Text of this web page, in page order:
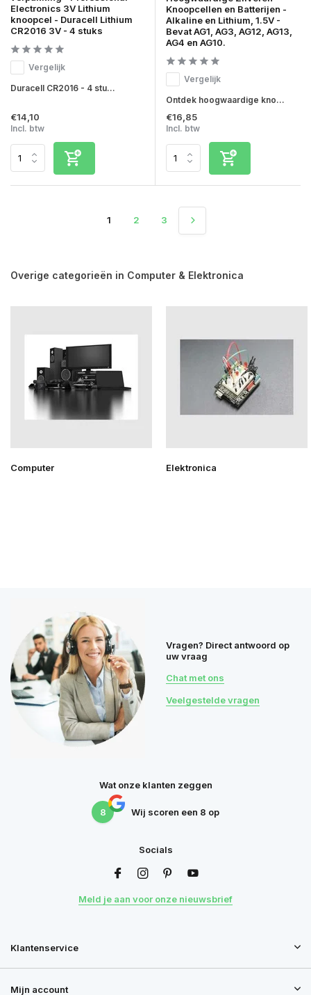
Electronics 3V Lithium
knoopcel - Duracell Lithium
CR2016 3V - 4 stuks
Vergelijk
Duracell CR2016 - 4 stu...
€14,10
Incl. btw
Knoopcellen en Batterijen -
Alkaline en Lithium, 1.5V -
Bevat AG1, AG3, AG12, AG13,
AG4 en AG10.
Vergelijk
Ontdek hoogwaardige kno...
€16,85
Incl. btw
1 2 3
Overige categorieën in Computer & Elektronica
Computer Elektronica
Vragen? Direct antwoord op
uw vraag
Chat met ons
Veelgestelde vragen
Wat onze klanten zeggen
8 Wij scoren een 8 op
Socials
Meld je aan voor onze nieuwsbrief
Klantenservice
Mijn account